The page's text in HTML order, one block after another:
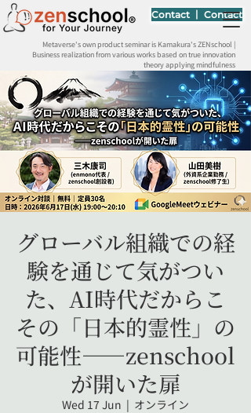
Contact 丨 Contact
Metaverse's own product seminar is Kamakura's ZENschool |
Business realization from various works based on true innovation
theory applying mindfulness
グローバル組織での経
験を通じて気がつい
た、AI時代だからこ
その「日本的霊性」の
可能性――zenschool
が開いた扉
Wed 17 Jun
  |
オンライン